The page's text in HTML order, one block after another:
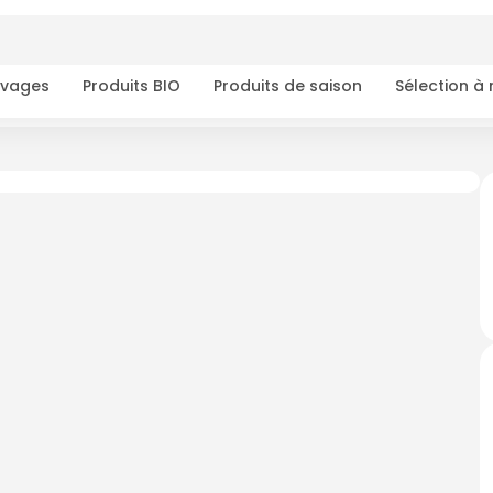
Produits BIO Produits de saison Sélection à